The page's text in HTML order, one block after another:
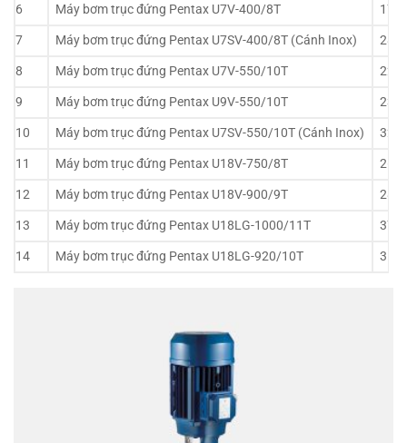
6
Máy bơm trục đứng Pentax U7V-400/8T
7
Máy bơm trục đứng Pentax U7SV-400/8T (Cánh Inox)
8
Máy bơm trục đứng Pentax U7V-550/10T
9
Máy bơm trục đứng Pentax U9V-550/10T
10
Máy bơm trục đứng Pentax U7SV-550/10T (Cánh Inox)
11
Máy bơm trục đứng Pentax U18V-750/8T
12
Máy bơm trục đứng Pentax U18V-900/9T
13
Máy bơm trục đứng Pentax U18LG-1000/11T
14
Máy bơm trục đứng Pentax U18LG-920/10T